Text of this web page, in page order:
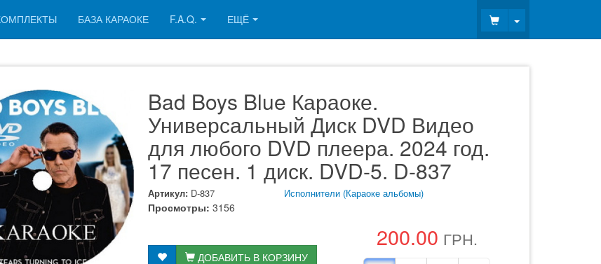
БАЗА КАРАОКЕ F.A.Q. ЕЩЁ Toggle Dropdown
Bad Boys Blue Караоке.
Универсальный Диск DVD Видео
для любого DVD плеера. 2024 год.
17 песен. 1 диск. DVD-5. D-837
Артикул: D-837 Исполнители (Караоке альбомы)
Просмотры: 3156
ДОБАВИТЬ В КОРЗИНУ
200.00 ГРН.